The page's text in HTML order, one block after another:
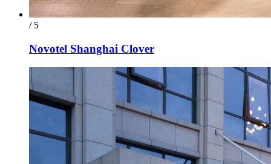
/ 5
Novotel Shanghai Clover